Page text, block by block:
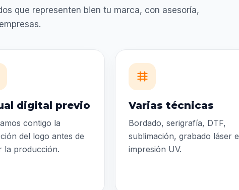
que representen bien tu marca, con asesoría,
digital previo
contigo la
del logo antes de
la producción.
Varias técnicas
Bordado, serigrafía, DTF,
sublimación, grabado láser e
impresión UV.